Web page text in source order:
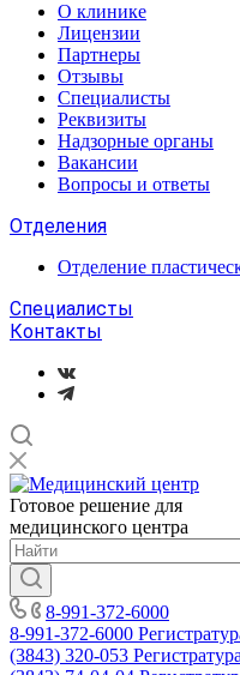
О клинике
Лицензии
Партнеры
Отзывы
Специалисты
Реквизиты
Надзорные органы
Вакансии
Вопросы и ответы
Отделения
Отделение
Специалисты
Контакты
Готовое решение для
медицинского центра
8-991-372-6000
8-991-372-6000
(3843) 320-053 Регистратура